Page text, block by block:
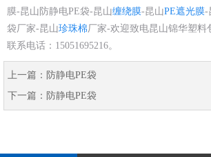
膜-昆山防静电PE袋-昆山缠绕膜-昆山PE遮光膜-
袋厂家-昆山珍珠棉厂家-欢迎致电昆山锦华塑料
联系电话：15051695216。
上一篇： 防静电PE袋
下一篇： 防静电PE袋